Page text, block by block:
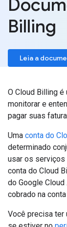
Billing
Leia a
O Cloud Billing é
monitorar e
pagar suas
Uma conta do
determinado
usar os serviços
conta do Cloud
do Google
cobrado na
Você precisa ter